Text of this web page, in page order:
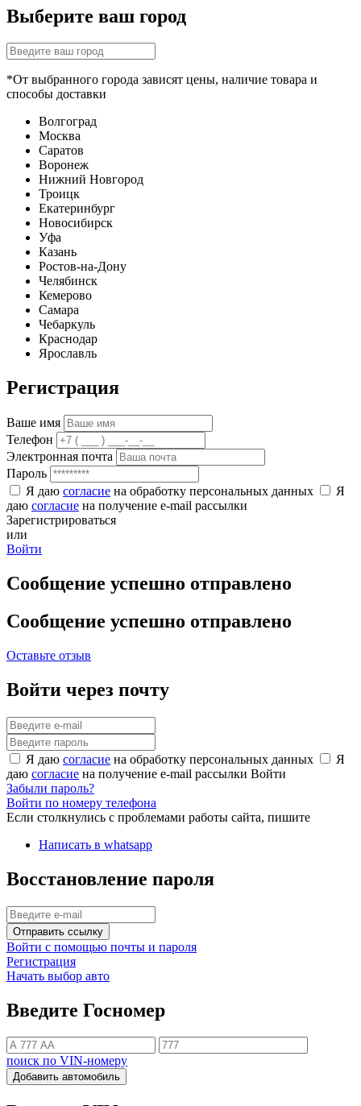
Выберите ваш город
*От выбранного города зависят цены, наличие товара и
способы доставки
Волгоград
Москва
Саратов
Воронеж
Нижний Новгород
Троицк
Екатеринбург
Новосибирск
Уфа
Казань
Ростов-на-Дону
Челябинск
Кемерово
Самара
Чебаркуль
Краснодар
Ярославль
Регистрация
Ваше имя
Телефон
Электронная почта
Пароль
Я даю согласие на обработку персональных данных
Я
даю согласие на получение e-mail рассылки
Зарегистрироваться
или
Войти
Сообщение успешно отправлено
Сообщение успешно отправлено
Оставьте отзыв
Войти через почту
Я даю согласие на обработку персональных данных
Я
даю согласие на получение e-mail рассылки Войти
Забыли пароль?
Войти по номеру телефона
Если столкнулись с проблемами работы сайта, пишите
Написать в whatsapp
Восстановление пароля
Отправить ссылку
Войти с помощью почты и пароля
Регистрация
Начать выбор авто
Введите Госномер
поиск по VIN-номеру
Добавить автомобиль